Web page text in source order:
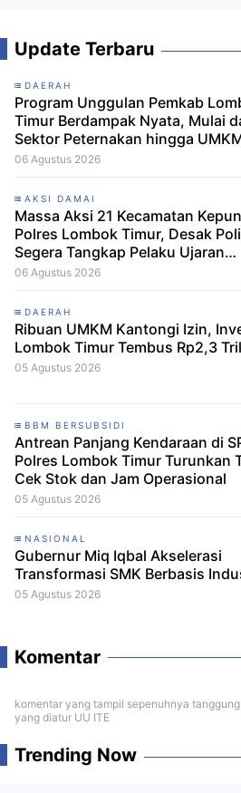
Update Terbaru
DAERAH
Program Unggulan Pemkab
Timur Berdampak Nyata, Mulai
Sektor Peternakan hingga
06 Agustus 2026
AKSI DAMAI
Massa Aksi 21 Kecamatan
Polres Lombok Timur, Desak
Segera Tangkap Pelaku Ujaran
Kebencian terhadap Bupati
06 Agustus 2026
DAERAH
Ribuan UMKM Kantongi Izin,
Lombok Timur Tembus Rp2,3
05 Agustus 2026
BBM BERSUBSIDI
Antrean Panjang Kendaraan di
Polres Lombok Timur Turunkan
Cek Stok dan Jam Operasional
05 Agustus 2026
NASIONAL
Gubernur Miq Iqbal Akselerasi
Transformasi SMK Berbasis
05 Agustus 2026
Komentar
komentar yang tampil sepenuhnya
yang diatur UU ITE
Trending Now